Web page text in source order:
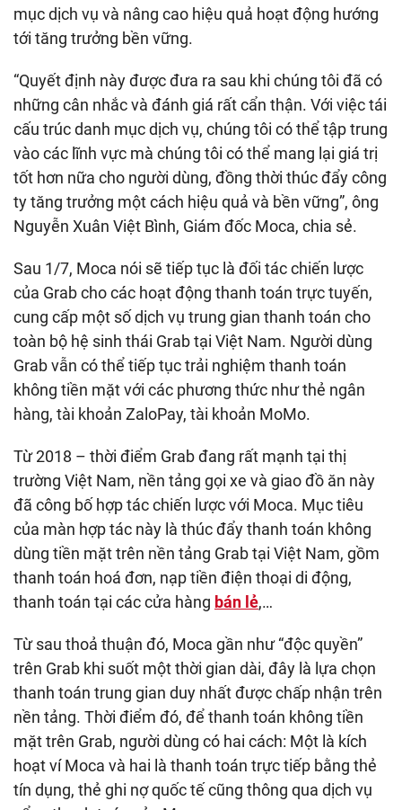
mục dịch vụ và nâng cao hiệu quả hoạt động hướng
tới tăng trưởng bền vững.
“Quyết định này được đưa ra sau khi chúng tôi đã có
những cân nhắc và đánh giá rất cẩn thận. Với việc tái
cấu trúc danh mục dịch vụ, chúng tôi có thể tập trung
vào các lĩnh vực mà chúng tôi có thể mang lại giá trị
tốt hơn nữa cho người dùng, đồng thời thúc đẩy công
ty tăng trưởng một cách hiệu quả và bền vững”, ông
Nguyễn Xuân Việt Bình, Giám đốc Moca, chia sẻ.
Sau 1/7, Moca nói sẽ tiếp tục là đối tác chiến lược
của Grab cho các hoạt động thanh toán trực tuyến,
cung cấp một số dịch vụ trung gian thanh toán cho
toàn bộ hệ sinh thái Grab tại Việt Nam. Người dùng
Grab vẫn có thể tiếp tục trải nghiệm thanh toán
không tiền mặt với các phương thức như thẻ ngân
hàng, tài khoản ZaloPay, tài khoản MoMo.
Từ 2018 – thời điểm Grab đang rất mạnh tại thị
trường Việt Nam, nền tảng gọi xe và giao đồ ăn này
đã công bố hợp tác chiến lược với Moca. Mục tiêu
của màn hợp tác này là thúc đẩy thanh toán không
dùng tiền mặt trên nền tảng Grab tại Việt Nam, gồm
thanh toán hoá đơn, nạp tiền điện thoại di động,
thanh toán tại các cửa hàng bán lẻ,…
Từ sau thoả thuận đó, Moca gần như “độc quyền”
trên Grab khi suốt một thời gian dài, đây là lựa chọn
thanh toán trung gian duy nhất được chấp nhận trên
nền tảng. Thời điểm đó, để thanh toán không tiền
mặt trên Grab, người dùng có hai cách: Một là kích
hoạt ví Moca và hai là thanh toán trực tiếp bằng thẻ
tín dụng, thẻ ghi nợ quốc tế cũng thông qua dịch vụ